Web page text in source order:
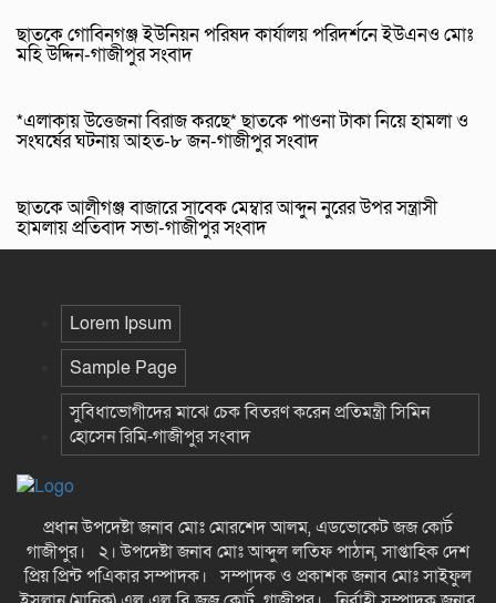
ছাতকে গোবিনগঞ্জ ইউনিয়ন পরিষদ কার্যালয় পরিদর্শনে ইউএনও মোঃ
মহি উদ্দিন-গাজীপুর সংবাদ
*এলাকায় উত্তেজনা বিরাজ করছে* ছাতকে পাওনা টাকা নিয়ে হামলা ও
সংঘর্ষের ঘটনায় আহত-৮ জন-গাজীপুর সংবাদ
ছাতকে আলীগঞ্জ বাজারে সাবেক মেম্বার আব্দুন নুরের উপর সন্ত্রাসী
হামলায় প্রতিবাদ সভা-গাজীপুর সংবাদ
Lorem Ipsum
Sample Page
সুবিধাভোগীদের মাঝে চেক বিতরণ করেন প্রতিমন্ত্রী সিমিন
হোসেন রিমি-গাজীপুর সংবাদ
প্রধান উপদেষ্টা জনাব মোঃ মোরশেদ আলম, এডভোকেট জজ কোর্ট
গাজীপুর। ২। উপদেষ্টা জনাব মোঃ আব্দুল লতিফ পাঠান, সাপ্তাহিক দেশ
প্রিয় প্রিন্ট পএিকার সম্পাদক। সম্পাদক ও প্রকাশক জনাব মোঃ সাইফুল